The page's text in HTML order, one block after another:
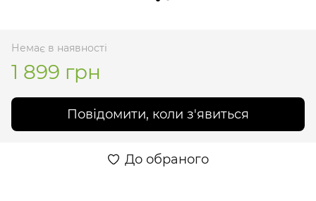
Немає в наявності
1 899 грн
Повідомити, коли з'явиться
До обраного